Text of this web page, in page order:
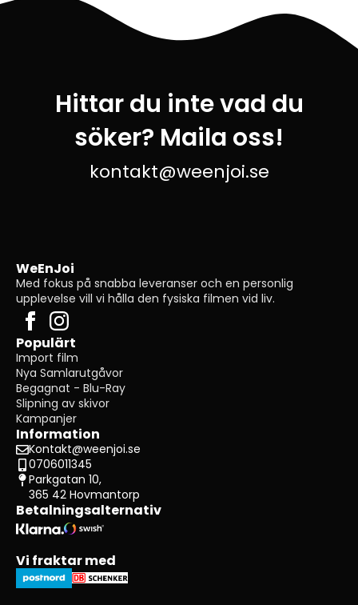
Hittar du inte vad du
söker? Maila oss!
kontakt@weenjoi.se
WeEnJoi
Med fokus på snabba leveranser och en personlig
upplevelse vill vi hålla den fysiska filmen vid liv.
Populärt
Import film
Nya Samlarutgåvor
Begagnat - Blu-Ray
Slipning av skivor
Kampanjer
Information
Kontakt@weenjoi.se
0706011345
Parkgatan 10,
365 42 Hovmantorp
Betalningsalternativ
Vi fraktar med